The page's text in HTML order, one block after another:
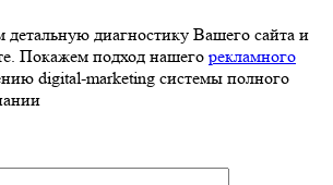
детальную диагностику Вашего сайта и
Покажем подход нашего рекламного
digital-marketing системы полного